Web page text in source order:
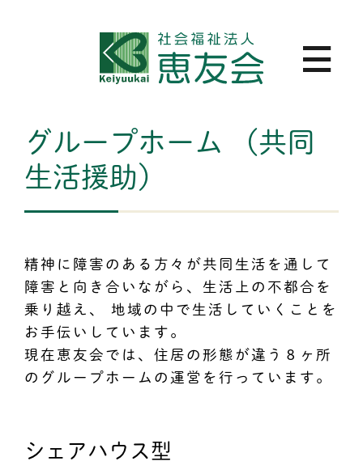
グループホーム （共同
生活援助）
精神に障害のある方々が共同生活を通して
障害と向き合いながら、生活上の不都合を
乗り越え、 地域の中で生活していくことを
お手伝いしています。
現在恵友会では、住居の形態が違う８ヶ所
のグループホームの運営を行っています。
シェアハウス型